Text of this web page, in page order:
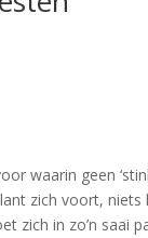
waarin geen
zich voort,
zich in zo’n saai